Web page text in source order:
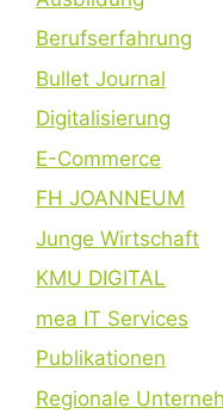
Berufserfahrung
Bullet Journal
Digitalisierung
E-Commerce
FH JOANNEUM
Junge Wirtschaft
KMU DIGITAL
mea IT Services
Publikationen
Regionale